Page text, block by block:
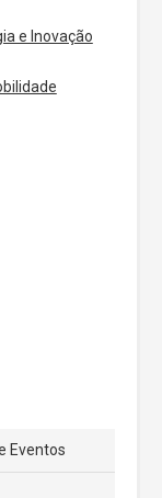
e Inovação
Eventos